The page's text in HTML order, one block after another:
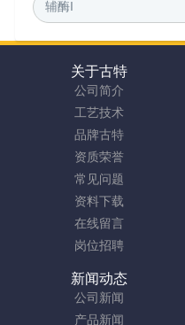
关于古特
公司简介
工艺技术
品牌古特
资质荣誉
常见问题
资料下载
在线留言
岗位招聘
新闻动态
公司新闻
产品新闻